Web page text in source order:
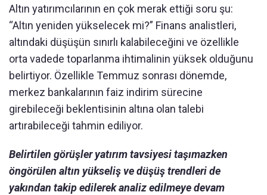
Altın yatırımcılarının en çok merak ettiği soru şu:
“Altın yeniden yükselecek mi?” Finans analistleri,
altındaki düşüşün sınırlı kalabileceğini ve özellikle
orta vadede toparlanma ihtimalinin yüksek olduğunu
belirtiyor. Özellikle Temmuz sonrası dönemde,
merkez bankalarının faiz indirim sürecine
girebileceği beklentisinin altına olan talebi
artırabileceği tahmin ediliyor.
Belirtilen görüşler yatırım tavsiyesi taşımazken
öngörülen altın yükseliş ve düşüş trendleri de
yakından takip edilerek analiz edilmeye devam